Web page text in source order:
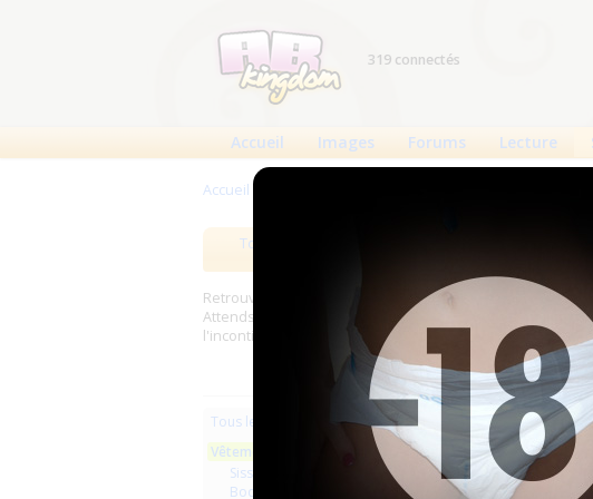
319 connectés
Accueil Images Forums Lecture
Accueil
Tous les produits
Retrouverez sur cette page les meilleures couches (Tena,
Attends, Bambino...) et les meilleurs produits aussi bien
l'incontinence.
Tous les produits
Vêtements
Sissy
Bodys et autres
Les plus récents
Aucun produit trouvé.